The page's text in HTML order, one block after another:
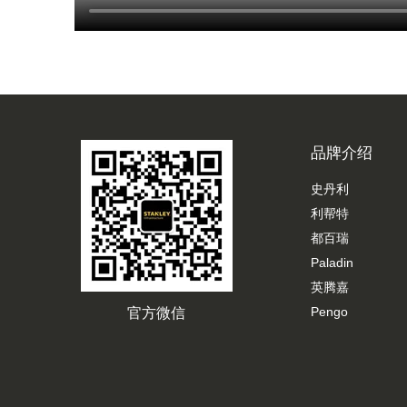
官方微信
品牌介绍
史丹利
利帮特
都百瑞
Paladin
英腾嘉
Pengo